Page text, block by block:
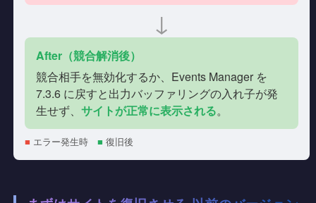
↓
After（競合解消後）
競合相手を無効化するか、Events Manager を
7.3.6 に戻すと出力バッファリングの入れ子が発
生せず、 サイトが正常に表示される。
■ エラー発生時 ■ 復旧後